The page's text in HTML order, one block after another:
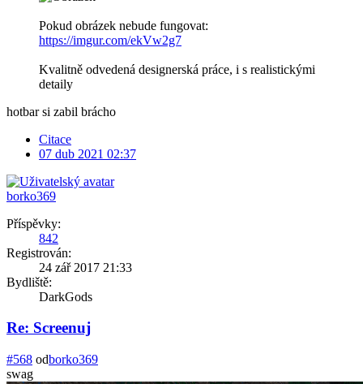
Pokud obrázek nebude fungovat:
https://imgur.com/ekVw2g7
Kvalitně odvedená designerská práce, i s realistickými
detaily
hotbar si zabil brácho
Citace
07 dub 2021 02:37
borko369
Příspěvky:
842
Registrován:
24 zář 2017 21:33
Bydliště:
DarkGods
Re: Screenuj
#568 odborko369
swag